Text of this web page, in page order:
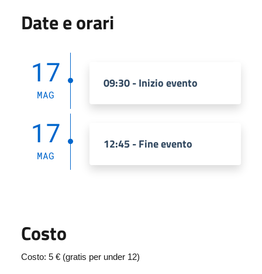
Date e orari
17
MAG
09:30 - Inizio evento
17
MAG
12:45 - Fine evento
Costo
Costo: 5 € (gratis per under 12)